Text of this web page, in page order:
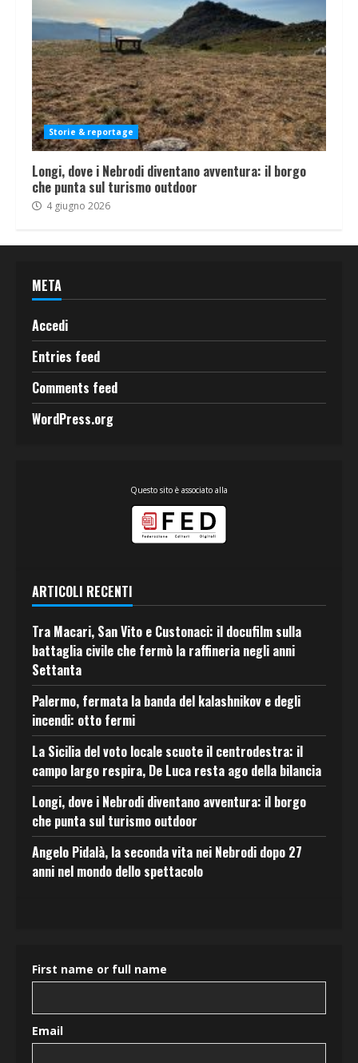
Storie & reportage
Longi, dove i Nebrodi diventano avventura: il borgo
che punta sul turismo outdoor
4 giugno 2026
META
Accedi
Entries feed
Comments feed
WordPress.org
Questo sito è associato alla
ARTICOLI RECENTI
Tra Macari, San Vito e Custonaci: il docufilm sulla
battaglia civile che fermò la raffineria negli anni
Settanta
Palermo, fermata la banda del kalashnikov e degli
incendi: otto fermi
La Sicilia del voto locale scuote il centrodestra: il
campo largo respira, De Luca resta ago della bilancia
Longi, dove i Nebrodi diventano avventura: il borgo
che punta sul turismo outdoor
Angelo Pidalà, la seconda vita nei Nebrodi dopo 27
anni nel mondo dello spettacolo
First name or full name
Email